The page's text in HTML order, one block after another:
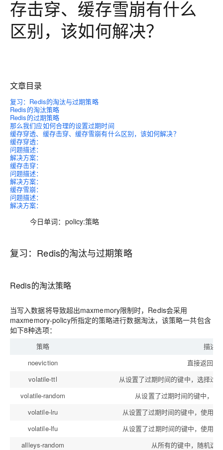
存击穿、缓存雪崩有什么
区别，该如何解决？
文章目录
复习：Redis的淘汰与过期策略
Redis的淘汰策略
Redis的过期策略
那么我们应如何合理的设置过期时间
缓存穿透、缓存击穿、缓存雪崩有什么区别，该如何解决？
缓存穿透：
问题描述：
解决方案：
缓存击穿：
问题描述：
解决方案：
缓存雪崩：
问题描述：
解决方案：
今日单词：policy:策略
复习：Redis的淘汰与过期策略
Redis的淘汰策略
当写入数据将导致超出maxmemory限制时，Redis会采用
maxmemory-policy所指定的策略进行数据淘汰，该策略一共包含
如下8种选项：
策略
描述
noeviction
直接返回错
volatile-ttl
从设置了过期时间的键中，选择过
volatile-random
从设置了过期时间的键中，
volatile-lru
从设置了过期时间的键中，使用
volatile-lfu
从设置了过期时间的键中，使用
allleys-random
从所有的键中，随机选